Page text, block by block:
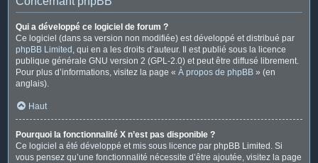
Qui a développé ce logiciel de forum ?
Ce logiciel (dans sa version non modifiée) est développé et distribué par
phpBB Limited , qui en a les droits d’auteur. Il est publié sous la licence
publique générale GNU version 2 (GPL-2.0) et peut être diffusé librement.
Pour plus d’informations, visitez la page « À propos de phpBB » (en
anglais).
Haut
Pourquoi la fonctionnalité X n’est pas disponible ?
Ce logiciel a été développé et mis sous licence par phpBB Limited. Si
vous pensez qu’une fonctionnalité nécessite d’être ajoutée, visitez la page